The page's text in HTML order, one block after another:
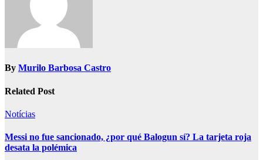
By Murilo Barbosa Castro
Related Post
Notícias
Messi no fue sancionado, ¿por qué Balogun sí? La tarjeta roja
desata la polémica